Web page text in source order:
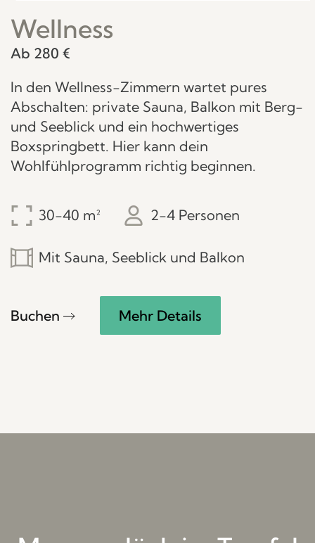
Wellness
Ab 280 €
In den Wellness-Zimmern wartet pures
Abschalten: private Sauna, Balkon mit Berg-
und Seeblick und ein hochwertiges
Boxspringbett. Hier kann dein
Wohlfühlprogramm richtig beginnen.
30-40 2-4 Personen
Mit Sauna, Seeblick und Balkon
Buchen Mehr Details